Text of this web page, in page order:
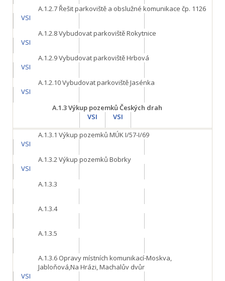
A.1.2.7 Řešit parkoviště a obslužné komunikace čp. 1126
VSI
A.1.2.8Vybudovat parkoviště Rokytnice
VSI
A.1.2.9Vybudovat parkoviště Hrbová
VSI
A.1.2.10Vybudovat parkoviště Jasénka
VSI
A.1.3Výkup pozemků Českých drah
VSI
VSI
A.1.3.1 Výkup pozemků MÚK I/57-I/69
VSI
A.1.3.2Výkup pozemků Bobrky
VSI
A.1.3.3
A.1.3.4
A.1.3.5
A.1.3.6 Opravy místních komunikací-Moskva,
Jabloňová,Na Hrázi, Machalův dvůr
VSI